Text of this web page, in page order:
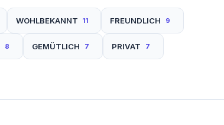
WOHLBEKANNT 11 FREUNDLICH 9
8 GEMÜTLICH 7 PRIVAT 7